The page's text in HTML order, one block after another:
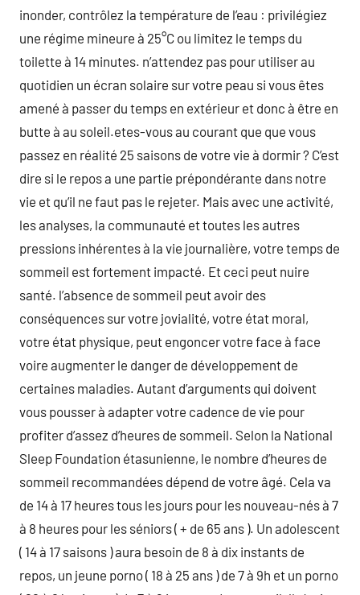
inonder, contrôlez la température de l’eau : privilégiez
une régime mineure à 25°C ou limitez le temps du
toilette à 14 minutes. n’attendez pas pour utiliser au
quotidien un écran solaire sur votre peau si vous êtes
amené à passer du temps en extérieur et donc à être en
butte à au soleil.etes-vous au courant que que vous
passez en réalité 25 saisons de votre vie à dormir ? C’est
dire si le repos a une partie prépondérante dans notre
vie et qu’il ne faut pas le rejeter. Mais avec une activité,
les analyses, la communauté et toutes les autres
pressions inhérentes à la vie journalière, votre temps de
sommeil est fortement impacté. Et ceci peut nuire
santé. l’absence de sommeil peut avoir des
conséquences sur votre jovialité, votre état moral,
votre état physique, peut engoncer votre face à face
voire augmenter le danger de développement de
certaines maladies. Autant d’arguments qui doivent
vous pousser à adapter votre cadence de vie pour
profiter d’assez d’heures de sommeil. Selon la National
Sleep Foundation étasunienne, le nombre d’heures de
sommeil recommandées dépend de votre âgé. Cela va
de 14 à 17 heures tous les jours pour les nouveau-nés à 7
à 8 heures pour les séniors ( + de 65 ans ). Un adolescent
( 14 à 17 saisons ) aura besoin de 8 à dix instants de
repos, un jeune porno ( 18 à 25 ans ) de 7 à 9h et un porno